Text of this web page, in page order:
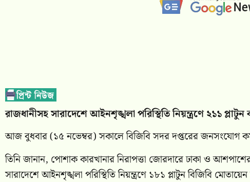
রাজধানীসহ সারাদেশে আইনশৃঙ্খলা পরিস্থিতি নিয়ন্ত্রণে ২১১
আজ বুধবার (১৫ নভেম্বর) সকালে বিজিবি সদর দপ্তরের জনসংযোগ
তিনি জানান, পোশাক কারখানার নিরাপত্তা জোরদারে ঢাকা ও
সারাদেশে আইনশৃঙ্খলা পরিস্থিতি নিয়ন্ত্রণে ১৮১ প্লাটুন বিজিবি